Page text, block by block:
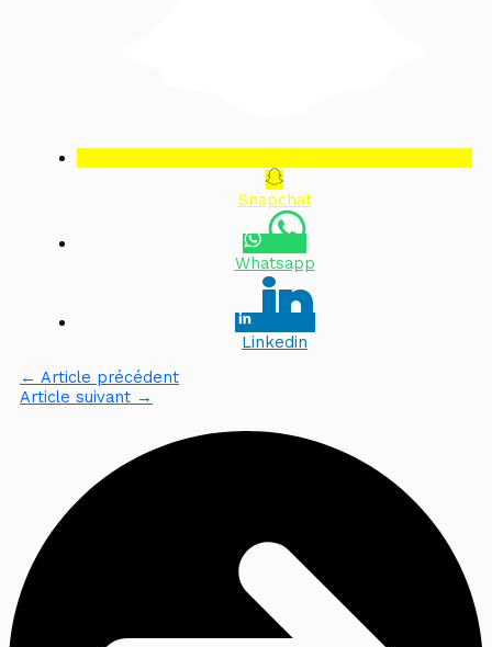
Snapchat
Whatsapp
Linkedin
← Article précédent
Article suivant →